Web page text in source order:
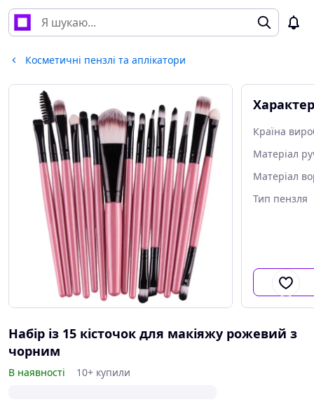
Косметичні пензлі та аплікатори
Країна
Матеріал
Матеріал
Тип пензля
Набір із 15 кісточок для макіяжу рожевий з
чорним
В наявності 10+ купили